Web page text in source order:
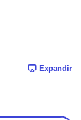
Expandir